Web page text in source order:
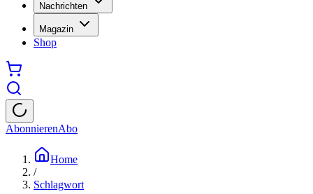
Nachrichten
Magazin
Shop
AbonnierenAbo
Home
/
Schlagwort